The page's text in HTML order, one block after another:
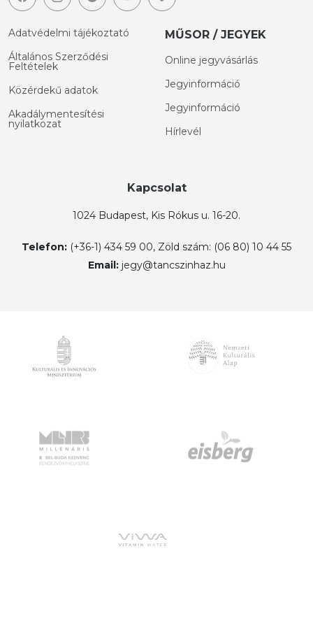
Adatvédelmi tájékoztató
Általános Szerződési
Feltételek
Közérdekű adatok
Akadálymentesítési
nyilatkozat
MŰSOR / JEGYEK
Online jegyvásárlás
Jegyinformáció
Jegyinformáció
Hírlevél
Kapcsolat
1024 Budapest, Kis Rókus u. 16-20.
Telefon: (+36-1) 434 59 00, Zöld szám: (06 80) 10 44 55
Email: jegy@tancszinhaz.hu